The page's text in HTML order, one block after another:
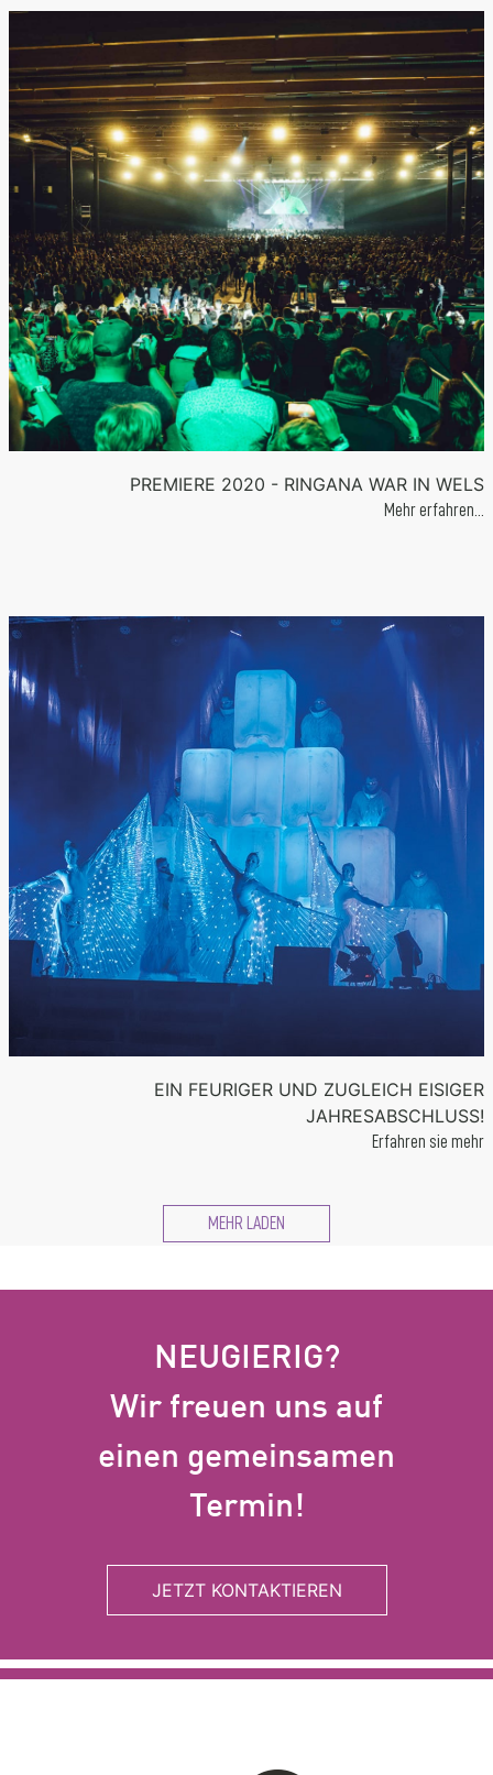
PREMIERE 2020 - RINGANA WAR IN WELS
Mehr erfahren…
EIN FEURIGER UND ZUGLEICH EISIGER
JAHRESABSCHLUSS!
Erfahren sie mehr
MEHR LADEN
NEUGIERIG?
Wir freuen uns auf
einen gemeinsamen
Termin!
JETZT KONTAKTIEREN